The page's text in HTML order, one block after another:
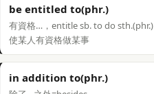
be entitled to(phr.)
有資格…，entitle sb. to do sth.(phr.)
使某人有資格做某事
in addition to(phr.)